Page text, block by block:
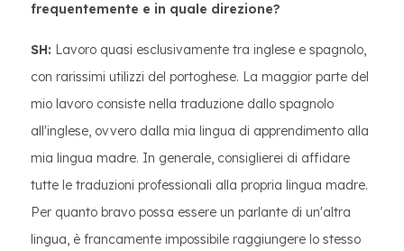
frequentemente e in quale direzione?
SH: Lavoro quasi esclusivamente tra inglese e spagnolo,
con rarissimi utilizzi del portoghese. La maggior parte del
mio lavoro consiste nella traduzione dallo spagnolo
all'inglese, ovvero dalla mia lingua di apprendimento alla
mia lingua madre. In generale, consiglierei di affidare
tutte le traduzioni professionali alla propria lingua madre.
Per quanto bravo possa essere un parlante di un'altra
lingua, è francamente impossibile raggiungere lo stesso